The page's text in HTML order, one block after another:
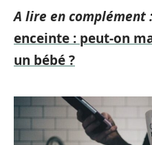
A lire en complément :
enceinte : peut-on
un bébé ?